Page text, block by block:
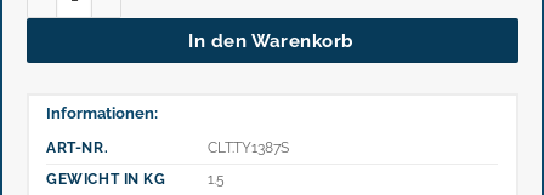
In den Warenkorb
Informationen:
ART-NR.
CLT.TY1387S
GEWICHT IN KG
1.5